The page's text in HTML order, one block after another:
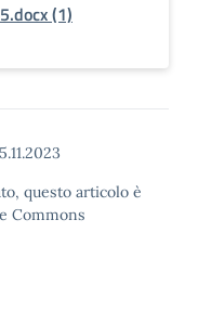
(1)
questo articolo è
Commons